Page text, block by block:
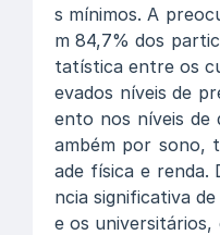
s mínimos. A
m 84,7% dos
tatística entre os
evados níveis de
ento nos níveis de
ambém por sono,
ade física e renda.
ncia significativa
e os